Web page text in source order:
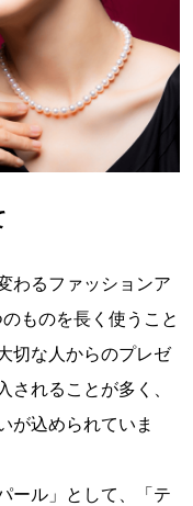
わるファッションア
ものを長く使うこと
切な人からのプレゼ
れることが多く、
が込められていま
ール」として、「テ